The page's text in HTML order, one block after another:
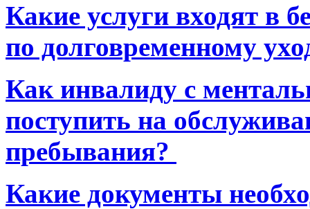
Какие услуги входят в
по долговременному
Как инвалиду с
поступить на
пребывания?
Какие документы